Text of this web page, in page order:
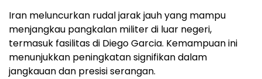
Iran meluncurkan rudal jarak jauh yang mampu
menjangkau pangkalan militer di luar negeri,
termasuk fasilitas di Diego Garcia. Kemampuan ini
menunjukkan peningkatan signifikan dalam
jangkauan dan presisi serangan.